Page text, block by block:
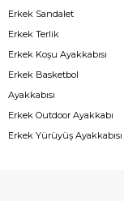
Erkek Sandalet
Erkek Terlik
Erkek Koşu Ayakkabısı
Erkek Basketbol
Ayakkabısı
Erkek Outdoor Ayakkabı
Erkek Yürüyüş Ayakkabısı